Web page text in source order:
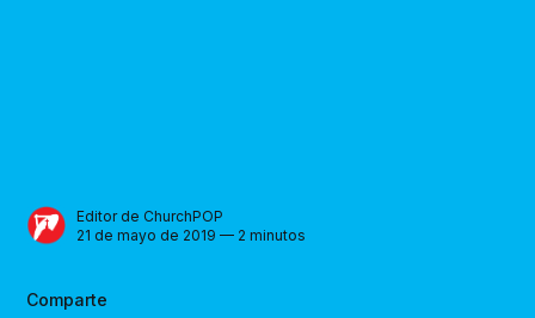
Editor de ChurchPOP
21 de mayo de 2019 — 2 minutos
Comparte